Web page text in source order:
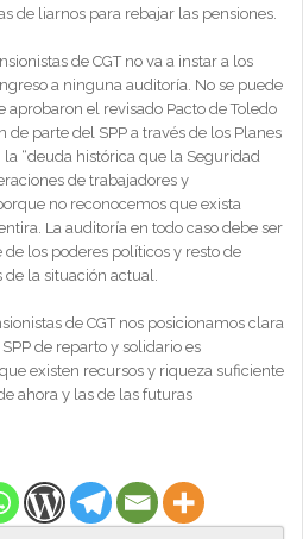
de liarnos para rebajar las pensiones.
de CGT no va a instar a los
a ninguna auditoría. No se puede
el revisado Pacto de Toledo
parte del SPP a través de los Planes
“deuda histórica que la Seguridad
de trabajadores y
no reconocemos que exista
La auditoría en todo caso debe ser
los poderes políticos y resto de
de la situación actual.
de CGT nos posicionamos clara
de reparto y solidario es
existen recursos y riqueza suficiente
ahora y las de las futuras